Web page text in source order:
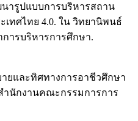
ารูปแบบการบริหารสถาน
เทศไทย 4.0. ใน วิทยานิพนธ์
ารบริหารการศึกษา.
ายและทิศทางการอาชีวศึกษา
ำนักงานคณะกรรมการการ